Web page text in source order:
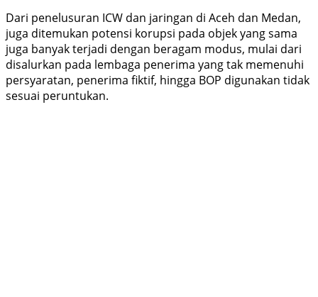
Dari penelusuran ICW dan jaringan di Aceh dan Medan,
juga ditemukan potensi korupsi pada objek yang sama
juga banyak terjadi dengan beragam modus, mulai dari
disalurkan pada lembaga penerima yang tak memenuhi
persyaratan, penerima fiktif, hingga BOP digunakan tidak
sesuai peruntukan.